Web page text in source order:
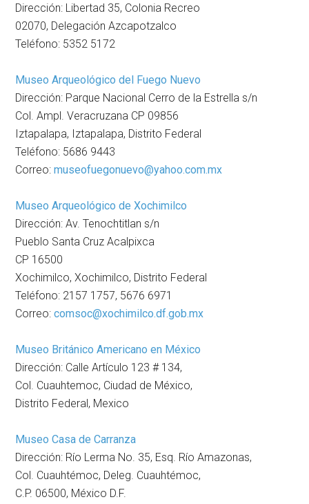
Dirección: Libertad 35, Colonia Recreo
02070, Delegación Azcapotzalco
Teléfono: 5352 5172
Museo Arqueológico del Fuego Nuevo
Dirección: Parque Nacional Cerro de la Estrella s/n
Col. Ampl. Veracruzana CP 09856
Iztapalapa, Iztapalapa, Distrito Federal
Teléfono: 5686 9443
Correo:museofuegonuevo@yahoo.com.mx
Museo Arqueológico de Xochimilco
Dirección: Av. Tenochtitlan s/n
Pueblo Santa Cruz Acalpixca
CP 16500
Xochimilco, Xochimilco, Distrito Federal
Teléfono: 2157 1757, 5676 6971
Correo:comsoc@xochimilco.df.gob.mx
Museo Británico Americano en México
Dirección: Calle Artículo 123 # 134,
Col. Cuauhtemoc, Ciudad de México,
Distrito Federal, Mexico
Museo Casa de Carranza
Dirección: Río Lerma No. 35, Esq. Río Amazonas,
Col. Cuauhtémoc, Deleg. Cuauhtémoc,
C.P. 06500, México D.F.